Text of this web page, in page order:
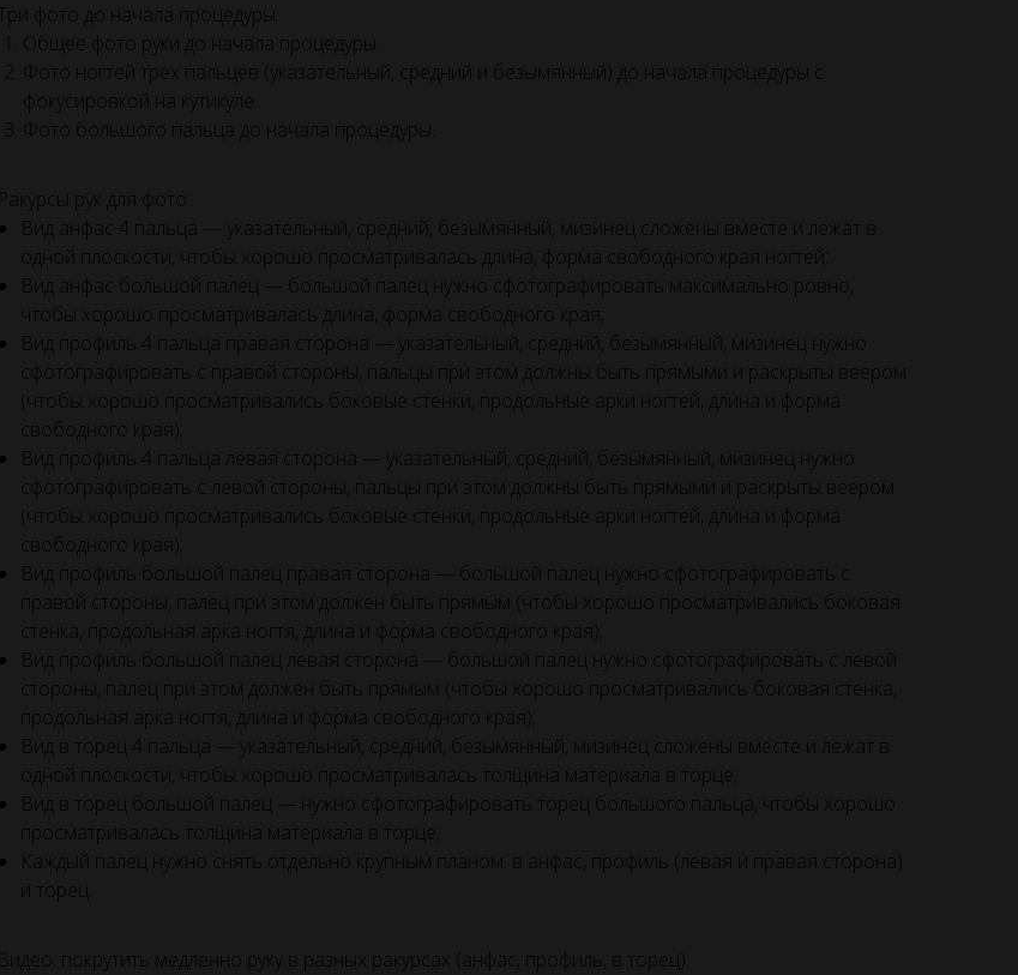
Три фото до начала процедуры:
Общее фото руки до начала процедуры.
Фото ногтей трех пальцев (указательный, средний и безымянный) до начала процедуры с
фокусировкой на кутикуле.
Фото большого пальца до начала процедуры.
Ракурсы рук для фото:
Вид анфас 4 пальца — указательный, средний, безымянный, мизинец сложены вместе и лежат в
одной плоскости, чтобы хорошо просматривалась длина, форма свободного края ногтей;
Вид анфас большой палец — большой палец нужно сфотографировать максимально ровно,
чтобы хорошо просматривалась длина, форма свободного края;
Вид профиль 4 пальца правая сторона — указательный, средний, безымянный, мизинец нужно
сфотографировать с правой стороны, пальцы при этом должны быть прямыми и раскрыты веером
(чтобы хорошо просматривались боковые стенки, продольные арки ногтей, длина и форма
свободного края);
Вид профиль 4 пальца левая сторона — указательный, средний, безымянный, мизинец нужно
сфотографировать с левой стороны, пальцы при этом должны быть прямыми и раскрыты веером
(чтобы хорошо просматривались боковые стенки, продольные арки ногтей, длина и форма
свободного края);
Вид профиль большой палец правая сторона — большой палец нужно сфотографировать с
правой стороны, палец при этом должен быть прямым (чтобы хорошо просматривались боковая
стенка, продольная арка ногтя, длина и форма свободного края);
Вид профиль большой палец левая сторона — большой палец нужно сфотографировать с левой
стороны, палец при этом должен быть прямым (чтобы хорошо просматривались боковая стенка,
продольная арка ногтя, длина и форма свободного края);
Вид в торец 4 пальца — указательный, средний, безымянный, мизинец сложены вместе и лежат в
одной плоскости, чтобы хорошо просматривалась толщина материала в торце;
Вид в торец большой палец — нужно сфотографировать торец большого пальца, чтобы хорошо
просматривалась толщина материала в торце;
Каждый палец нужно снять отдельно крупным планом: в анфас, профиль (левая и правая сторона)
и торец.
Видео: покрутить медленно руку в разных ракурсах (анфас, профиль, в торец).